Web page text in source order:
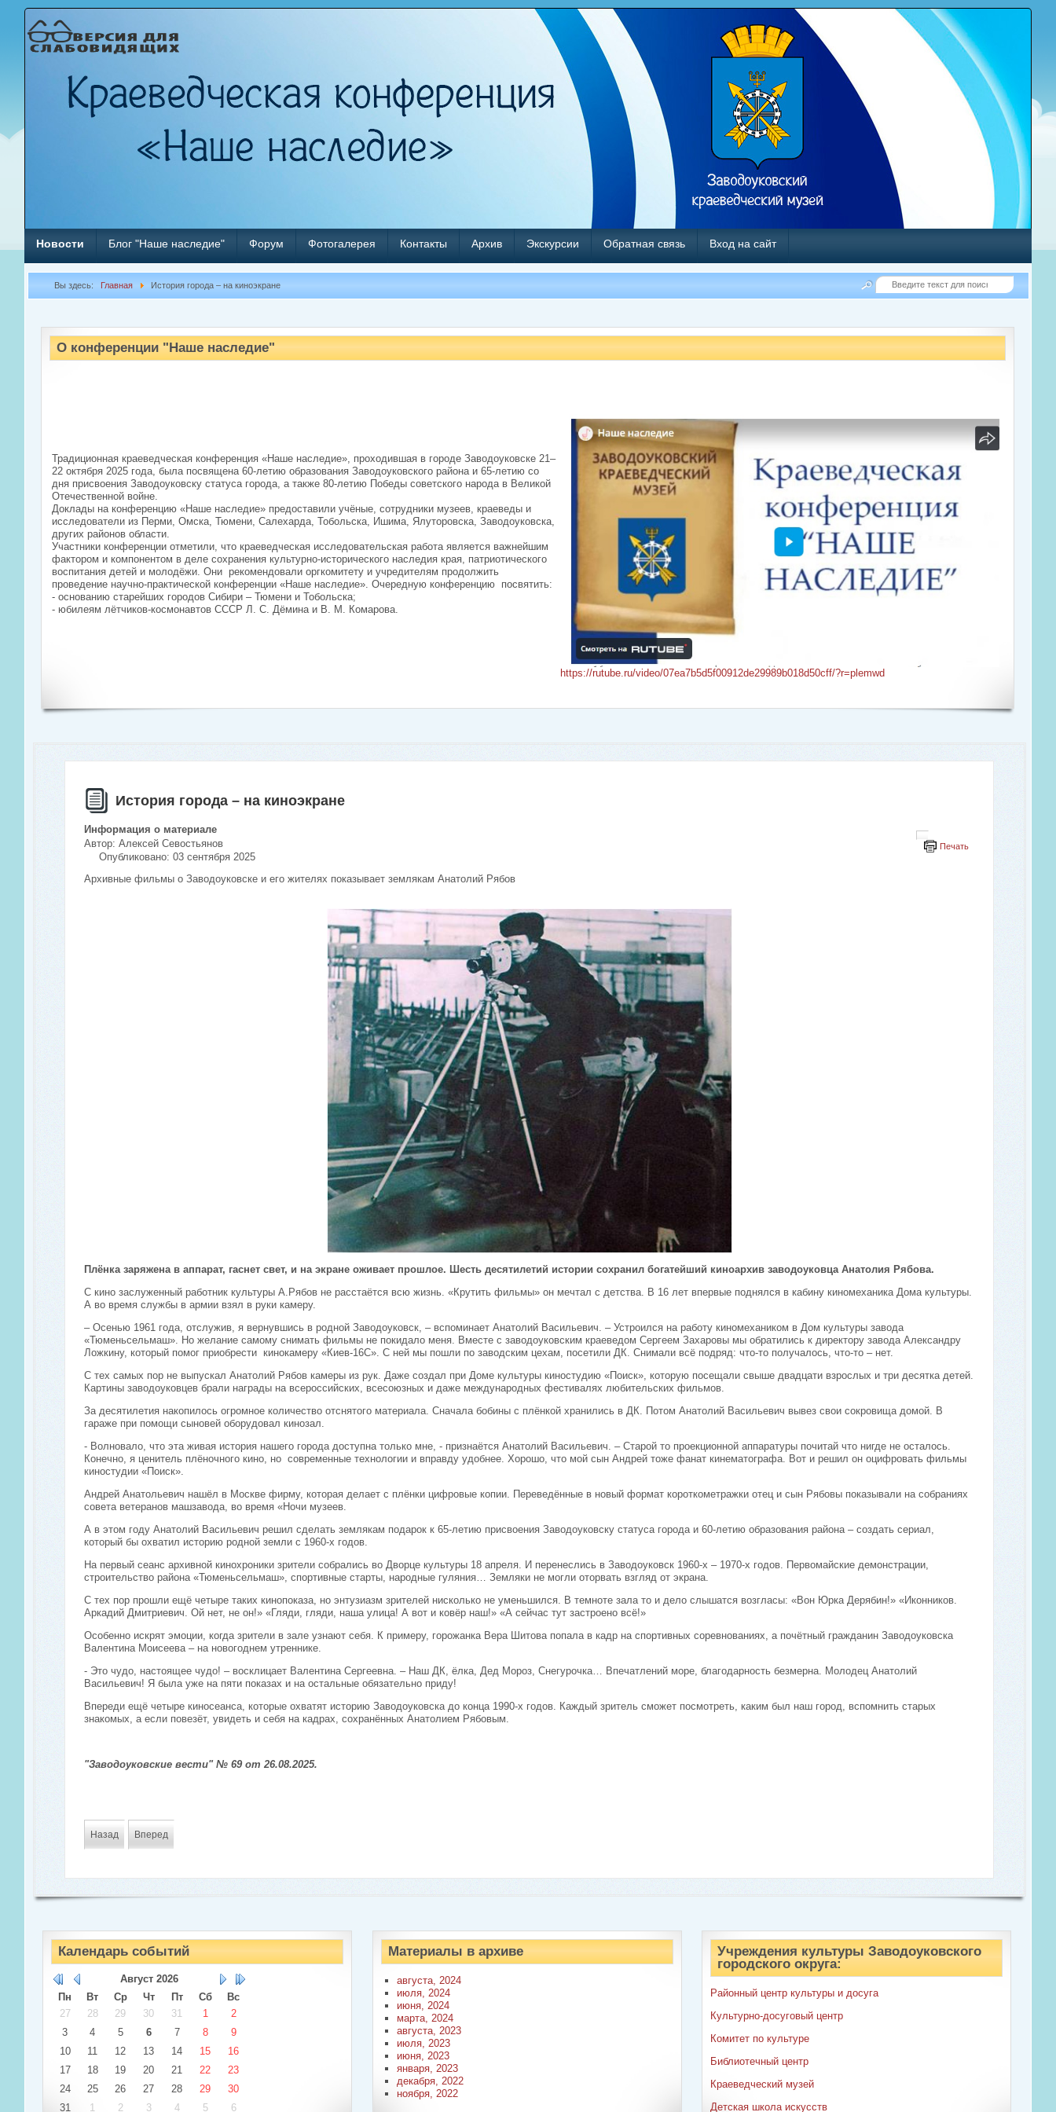
Новости Блог "Наше наследие" Форум Фотогалерея Контакты Архив Экскурсии Обратная связь Вход на сайт
Вы здесь: Главная История города – на киноэкране
О конференции "Наше наследие"
Традиционная краеведческая конференция «Наше наследие», проходившая в городе Заводоуковске 21–
22 октября 2025 года, была посвящена 60-летию образования Заводоуковского района и 65-летию со
дня присвоения Заводоуковску статуса города, а также 80-летию Победы советского народа в Великой
Отечественной войне.
Доклады на конференцию «Наше наследие» предоставили учёные, сотрудники музеев, краеведы и
исследователи из Перми, Омска, Тюмени, Салехарда, Тобольска, Ишима, Ялуторовска, Заводоуковска,
других районов области.
Участники конференции отметили, что краеведческая исследовательская работа является важнейшим
фактором и компонентом в деле сохранения культурно-исторического наследия края, патриотического
воспитания детей и молодёжи. Они рекомендовали оргкомитету и учредителям продолжить
проведение научно-практической конференции «Наше наследие». Очередную конференцию посвятить:
- основанию старейших городов Сибири – Тюмени и Тобольска;
- юбилеям лётчиков-космонавтов СССР Л. С. Дёмина и В. М. Комарова.
https://rutube.ru/video/07ea7b5d5f00912de29989b018d50cff/?r=plemwd
История города – на киноэкране
Печать
Информация о материале
Автор:Алексей Севостьянов
Опубликовано: 03 сентября 2025
Архивные фильмы о Заводоуковске и его жителях показывает землякам Анатолий Рябов
Плёнка заряжена в аппарат, гаснет свет, и на экране оживает прошлое. Шесть десятилетий истории сохранил богатейший киноархив заводоуковца Анатолия Рябова.
С кино заслуженный работник культуры А.Рябов не расстаётся всю жизнь. «Крутить фильмы» он мечтал с детства. В 16 лет впервые поднялся в кабину киномеханика Дома культуры.
А во время службы в армии взял в руки камеру.
– Осенью 1961 года, отслужив, я вернувшись в родной Заводоуковск, – вспоминает Анатолий Васильевич. – Устроился на работу киномехаником в Дом культуры завода
«Тюменьсельмаш». Но желание самому снимать фильмы не покидало меня. Вместе с заводоуковским краеведом Сергеем Захаровы мы обратились к директору завода Александру
Ложкину, который помог приобрести кинокамеру «Киев-16С». С ней мы пошли по заводским цехам, посетили ДК. Снимали всё подряд: что-то получалось, что-то – нет.
С тех самых пор не выпускал Анатолий Рябов камеры из рук. Даже создал при Доме культуры киностудию «Поиск», которую посещали свыше двадцати взрослых и три десятка детей.
Картины заводоуковцев брали награды на всероссийских, всесоюзных и даже международных фестивалях любительских фильмов.
За десятилетия накопилось огромное количество отснятого материала. Сначала бобины с плёнкой хранились в ДК. Потом Анатолий Васильевич вывез свои сокровища домой. В
гараже при помощи сыновей оборудовал кинозал.
- Волновало, что эта живая история нашего города доступна только мне, - признаётся Анатолий Васильевич. – Старой то проекционной аппаратуры почитай что нигде не осталось.
Конечно, я ценитель плёночного кино, но современные технологии и вправду удобнее. Хорошо, что мой сын Андрей тоже фанат кинематографа. Вот и решил он оцифровать фильмы
киностудии «Поиск».
Андрей Анатольевич нашёл в Москве фирму, которая делает с плёнки цифровые копии. Переведённые в новый формат короткометражки отец и сын Рябовы показывали на собраниях
совета ветеранов машзавода, во время «Ночи музеев.
А в этом году Анатолий Васильевич решил сделать землякам подарок к 65-летию присвоения Заводоуковску статуса города и 60-летию образования района – создать сериал,
который бы охватил историю родной земли с 1960-х годов.
На первый сеанс архивной кинохроники зрители собрались во Дворце культуры 18 апреля. И перенеслись в Заводоуковск 1960-х – 1970-х годов. Первомайские демонстрации,
строительство района «Тюменьсельмаш», спортивные старты, народные гуляния… Земляки не могли оторвать взгляд от экрана.
С тех пор прошли ещё четыре таких кинопоказа, но энтузиазм зрителей нисколько не уменьшился. В темноте зала то и дело слышатся возгласы: «Вон Юрка Дерябин!» «Иконников.
Аркадий Дмитриевич. Ой нет, не он!» «Гляди, гляди, наша улица! А вот и ковёр наш!» «А сейчас тут застроено всё!»
Особенно искрят эмоции, когда зрители в зале узнают себя. К примеру, горожанка Вера Шитова попала в кадр на спортивных соревнованиях, а почётный гражданин Заводоуковска
Валентина Моисеева – на новогоднем утреннике.
- Это чудо, настоящее чудо! – восклицает Валентина Сергеевна. – Наш ДК, ёлка, Дед Мороз, Снегурочка… Впечатлений море, благодарность безмерна. Молодец Анатолий
Васильевич! Я была уже на пяти показах и на остальные обязательно приду!
Впереди ещё четыре киносеанса, которые охватят историю Заводоуковска до конца 1990-х годов. Каждый зритель сможет посмотреть, каким был наш город, вспомнить старых
знакомых, а если повезёт, увидеть и себя на кадрах, сохранённых Анатолием Рябовым.
"Заводоуковские вести" № 69 от 26.08.2025.
Назад Вперед
Календарь событий
Август 2026
Пн
Вт Ср Чт Пт Сб
Вс
27
28 29 30 31 1
2
3
4 5 6 7 8
9
10
11 12 13 14 15
16
17
18 19 20 21 22
23
24
25 26 27 28 29
30
31
1 2 3 4 5 6
Материалы в архиве
августа, 2024
июля, 2024
июня, 2024
марта, 2024
августа, 2023
июля, 2023
июня, 2023
января, 2023
декабря, 2022
ноября, 2022
Учреждения культуры Заводоуковского
городского округа:
Районный центр культуры и досуга
Культурно-досуговый центр
Комитет по культуре
Библиотечный центр
Краеведческий музей
Детская школа искусств